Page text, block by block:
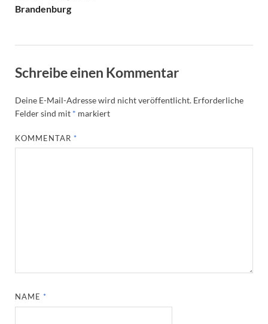
Brandenburg
Schreibe einen Kommentar
Deine E-Mail-Adresse wird nicht veröffentlicht. Erforderliche
Felder sind mit * markiert
KOMMENTAR *
NAME *